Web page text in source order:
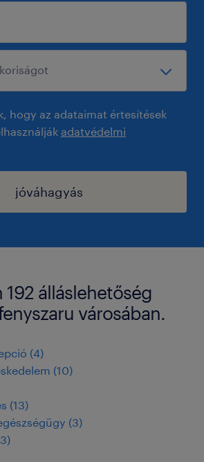
hogy az adataimat értesítések
adatvédelmi
jóváhagyás
192 álláslehetőség
városában.
(4)
(10)
(13)
(3)
)